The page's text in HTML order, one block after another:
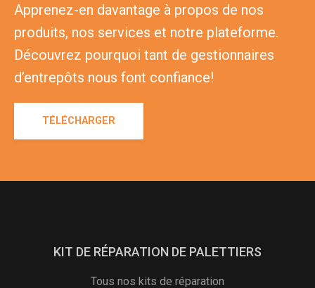
Apprenez-en davantage à propos de nos
produits, nos services et notre plateforme.
Découvrez pourquoi tant de gestionnaires
d’entrepôts nous font confiance!
TÉLÉCHARGER
KIT DE RÉPARATION DE PALETTIERS
Tous nos kits de réparation